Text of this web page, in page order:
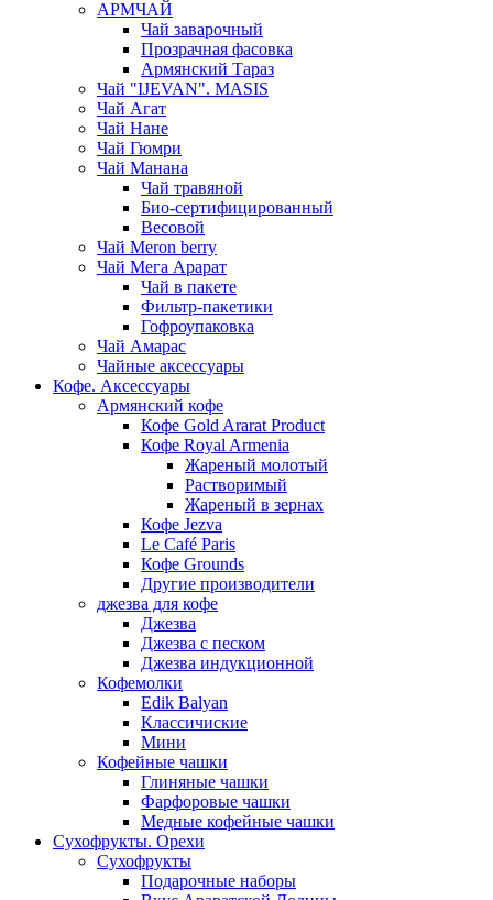
АРМЧАЙ
Чай заварочный
Прозрачная фасовка
Армянский Тараз
Чай "IJEVAN". MASIS
Чай Агат
Чай Нане
Чай Гюмри
Чай Манана
Чай травяной
Био-сертифицированный
Весовой
Чай Meron berry
Чай Мега Арарат
Чай в пакете
Фильтр-пакетики
Гофроупаковка
Чай Амарас
Чайные аксессуары
Кофе. Аксессуары
Армянский кофе
Кофе Gold Ararat Product
Кофе Royal Armenia
Жареный молотый
Растворимый
Жареный в зернах
Кофе Jezva
Le Café Paris
Кофе Grounds
Другие производители
джезва для кофе
Джезва
Джезва с песком
Джезва индукционной
Кофемолки
Edik Balyan
Классичиские
Мини
Кофейные чашки
Глиняные чашки
Фарфоровые чашки
Медные кофейные чашки
Сухофрукты. Орехи
Сухофрукты
Подарочные наборы